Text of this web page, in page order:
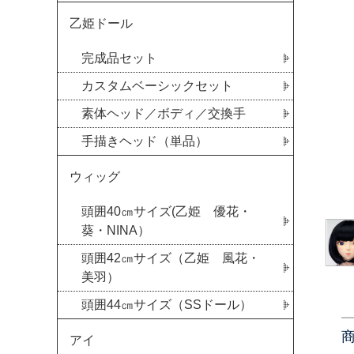
乙姫ドール
完成品セット
カスタムベーシックセット
素体ヘッド／ボディ／交換手
手描きヘッド（単品）
ウィッグ
頭囲40㎝サイズ(乙姫 優花・
葵・NINA）
頭囲42㎝サイズ（乙姫 風花・
美羽）
頭囲44㎝サイズ（SSドール）
アイ